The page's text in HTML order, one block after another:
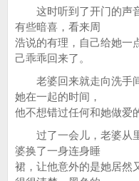
这时听到了开门的声音
有些暗喜，看来周
浩说的有理，自己给她一
己乖乖回来了。
老婆回来就走向洗手间
她在一起的时间，
他不想错过任何和她做爱
过了一会儿，老婆从里
婆换了一身连身睡
裙，让他意外的是她居然